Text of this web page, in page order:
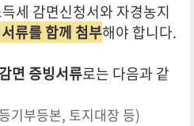
세 감면신청서와 자경농지
류를 함께 첨부해야 합니다.
면 증빙서류로는 다음과 같
기부등본, 토지대장 등)